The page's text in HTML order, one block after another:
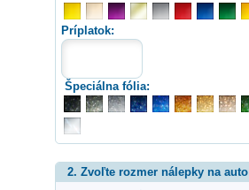
Príplatok:
Špeciálna fólia:
2. Zvoľte rozmer nálepky na auto